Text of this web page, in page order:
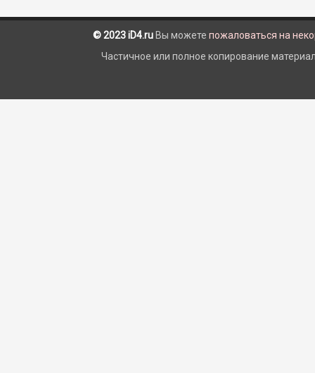
© 2023 iD4.ru Вы можете пожаловаться на
Частичное или полное копирование